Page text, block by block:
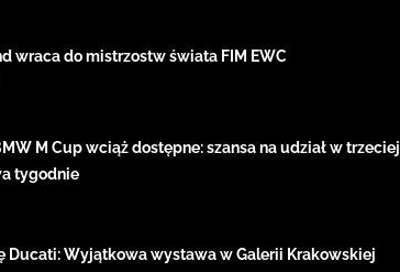
wraca do mistrzostw świata FIM EWC
M Cup wciąż dostępne: szansa na udział w trzeciej
tygodnie
Ducati: Wyjątkowa wystawa w Galerii Krakowskiej